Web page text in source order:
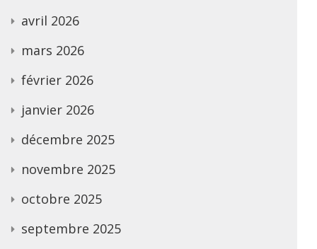
avril 2026
mars 2026
février 2026
janvier 2026
décembre 2025
novembre 2025
octobre 2025
septembre 2025